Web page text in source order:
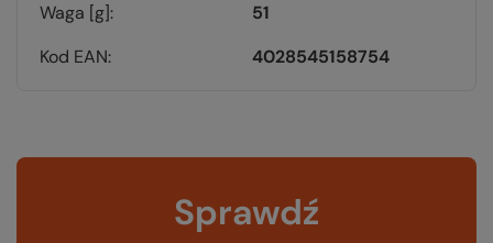
Waga [g]
51
Kod EAN
4028545158754
Sprawdź